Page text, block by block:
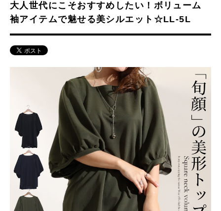
大人世代にこそおすすめしたい！ボリューム
袖アイテムで魅せる美シルエット☆LL-5L